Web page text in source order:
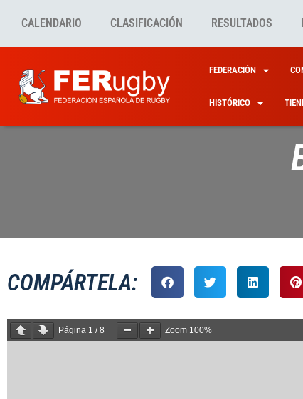
CALENDARIO CLASIFICACIÓN RESULTADOS
FEDERACIÓN
HISTÓRICO
COMPÁRTELA:
Página 1 /8 Zoom 100%